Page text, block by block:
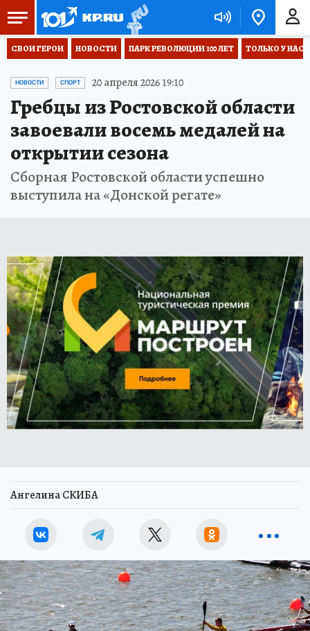
СВОИ ГЕРОИ НОВОСТИ ПАРК РЕВОЛЮЦИИ 100 ЛЕТ ТОЛЬКО У НАС
НОВОСТИ СПОРТ 20 апреля 2026 19:10
Гребцы из Ростовской области
завоевали восемь медалей на
открытии сезона
Сборная Ростовской области успешно
выступила на «Донской регате»
Ангелина СКИБА